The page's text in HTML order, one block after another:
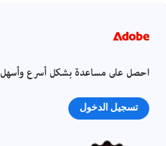
احصل على مساعدة بشكل أسرع وأسهل
تسجيل الدخول